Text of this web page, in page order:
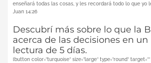
enseñará todas las cosas, y les recordará todo lo que yo
Juan 14:26
Descubrí más sobre lo que la
acerca de las decisiones en
lectura de 5 días.
[button color=”turquoise” size=”large” type=”round” target=””